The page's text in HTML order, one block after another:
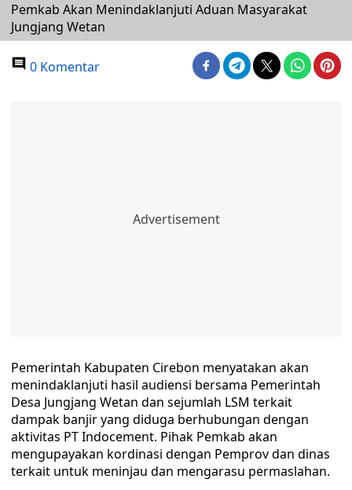
Pemkab Akan Menindaklanjuti Aduan Masyarakat
Jungjang Wetan
0 Komentar
Pemerintah Kabupaten Cirebon menyatakan akan
menindaklanjuti hasil audiensi bersama Pemerintah
Desa Jungjang Wetan dan sejumlah LSM terkait
dampak banjir yang diduga berhubungan dengan
aktivitas PT Indocement. Pihak Pemkab akan
mengupayakan kordinasi dengan Pemprov dan dinas
terkait untuk meninjau dan mengarasu permaslahan.